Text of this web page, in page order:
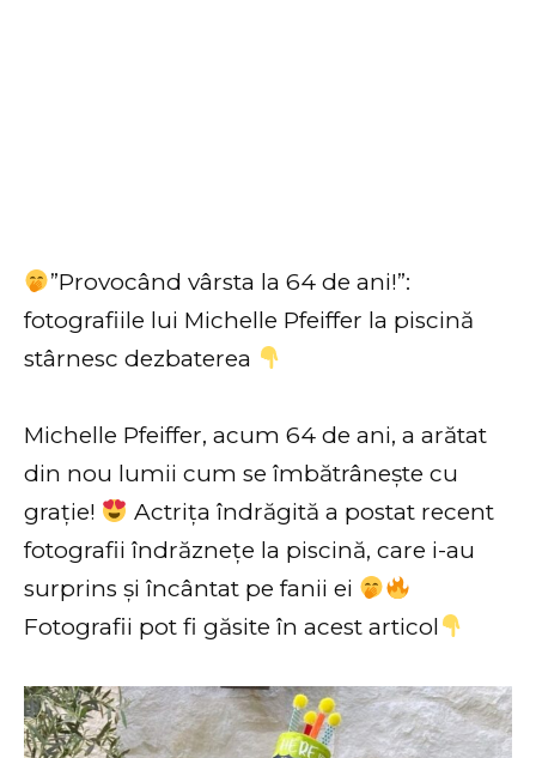
”Provocând vârsta la 64 de ani!”:
fotografiile lui Michelle Pfeiffer la piscină
stârnesc dezbaterea
Michelle Pfeiffer, acum 64 de ani, a arătat
din nou lumii cum se îmbătrânește cu
grație!
Actrița îndrăgită a postat recent
fotografii îndrăznețe la piscină, care i-au
surprins și încântat pe fanii ei
Fotografii pot fi găsite în acest articol